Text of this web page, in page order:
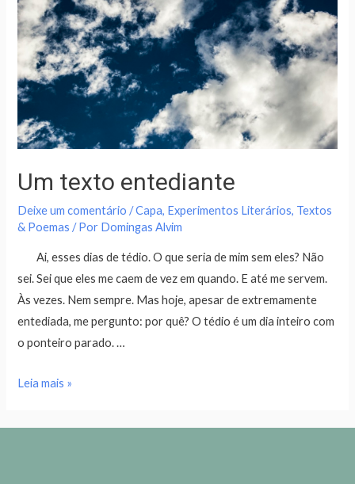
Um texto entediante
Deixe um comentário /Capa, Experimentos Literários, Textos
& Poemas / Por Domingas Alvim
Ai, esses dias de tédio. O que seria de mim sem eles? Não
sei. Sei que eles me caem de vez em quando. E até me servem.
Às vezes. Nem sempre. Mas hoje, apesar de extremamente
entediada, me pergunto: por quê? O tédio é um dia inteiro com
o ponteiro parado. …
Leia mais »